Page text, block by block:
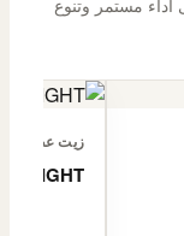
زيت عطري مركز
FLIGHT